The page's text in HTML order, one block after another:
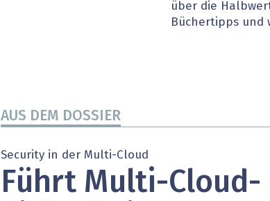
» alle Dossiers
über die
Büchertipps und
AUS DEM DOSSIER
Security in der Multi-Cloud
Führt Multi-Cloud-